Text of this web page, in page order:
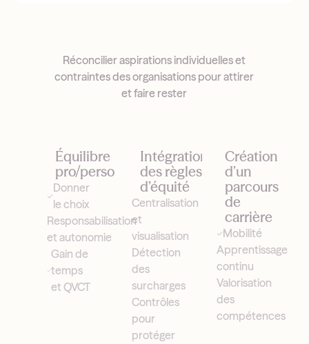
Réconcilier aspirations individuelles et
contraintes des organisations pour attirer
et faire rester
Équilibre
pro/perso
Donner
le choix
Responsabilisation
et autonomie
Gain de
temps
et QVCT
Intégration
des règles
d’équité
Centralisation
et
visualisation
Détection
des
surcharges
Contrôles
pour
protéger
Création
d’un
parcours
de
carrière
Mobilité
Apprentissage
continu
Valorisation
des
compétences